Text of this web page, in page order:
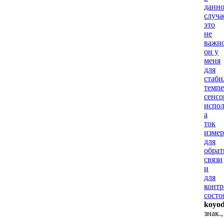
это
не
он у
меня
для
а
ток
для
связи
и
для
знак.,